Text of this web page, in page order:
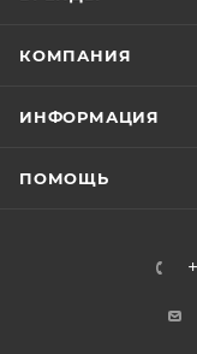
КОМПАНИЯ
ИНФОРМАЦИЯ
ПОМОЩЬ